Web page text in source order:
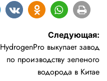
Следующая:
HydrogenPro выкупает завод
по производству зеленого
водорода в Китае